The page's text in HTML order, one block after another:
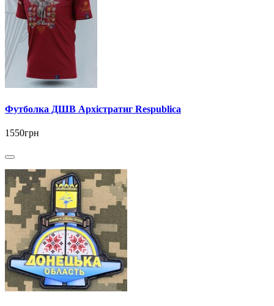
Футболка ДШВ Архістратиг Respublica
1550грн